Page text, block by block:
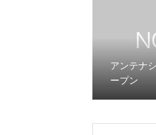
アンテナ
ープン